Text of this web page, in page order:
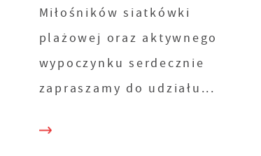
Miłośników siatkówki
plażowej oraz aktywnego
wypoczynku serdecznie
zapraszamy do udziału...